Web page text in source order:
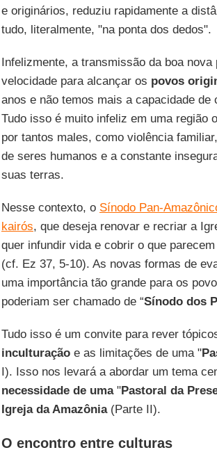
e originários, reduziu rapidamente a
tudo, literalmente, "na ponta dos dedos".
Infelizmente, a transmissão da boa nova
velocidade para alcançar os povos
anos e não temos mais a capacidade
Tudo isso é muito infeliz em uma região
por tantos males, como violência
de seres humanos e a constante
suas terras.
Nesse contexto, o Sínodo Pan-
kairós, que deseja renovar e recriar a
quer infundir vida e cobrir o que
(cf. Ez 37, 5-10). As novas formas de
uma importância tão grande para os
poderiam ser chamado de “Sínodo dos
Tudo isso é um convite para rever
inculturaçãoe as limitações de uma "
I). Isso nos levará a abordar um tema
necessidade de uma"Pastoral da
Igreja da Amazônia(Parte II).
O encontro entre culturas